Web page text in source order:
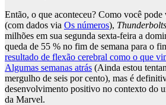
Então, o que aconteceu? Como você
(com dados via Os números),
milhões em sua segunda sexta-feira a
queda de 55 % no fim de semana para o
resultado de flexão cerebral como o que
Algumas semanas atrás (Ainda estou
mergulho de seis por cento), mas é
desenvolvimento positivo no contexto do
da Marvel.